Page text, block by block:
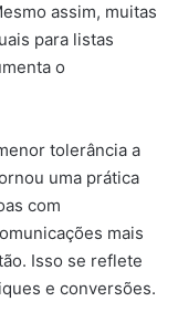
assim, muitas
para listas
o
tolerância a
uma prática
com
mais
Isso se reflete
e conversões.